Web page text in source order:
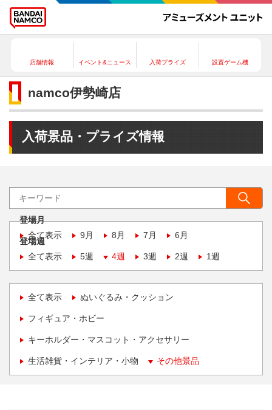
店舗情報 イベント&ニュース 入荷プライズ 設置ゲーム機
namco伊勢崎店
入荷景品・プライズ情報
登場月
全て表示
9月 8月 7月 6月
登場週
全て表示
5週 4週 3週 2週 1週
全て表示 ぬいぐるみ・クッション
フィギュア・ホビー
キーホルダー・マスコット・アクセサリー
生活雑貨・インテリア・小物 その他景品